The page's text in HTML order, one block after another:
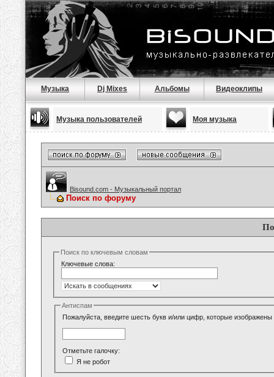
Музыка Dj Mixes Альбомы Видеоклипы
Музыка пользователей Моя музыка
Bisound.com - Музыкальный портал
Поиск по форуму
Поиск по ключевым словам
Ключевые слова:
Антиспам
Пожалуйста, введите шесть букв и/или цифр, которые изображены
Отметьте галочку:
Я не робот